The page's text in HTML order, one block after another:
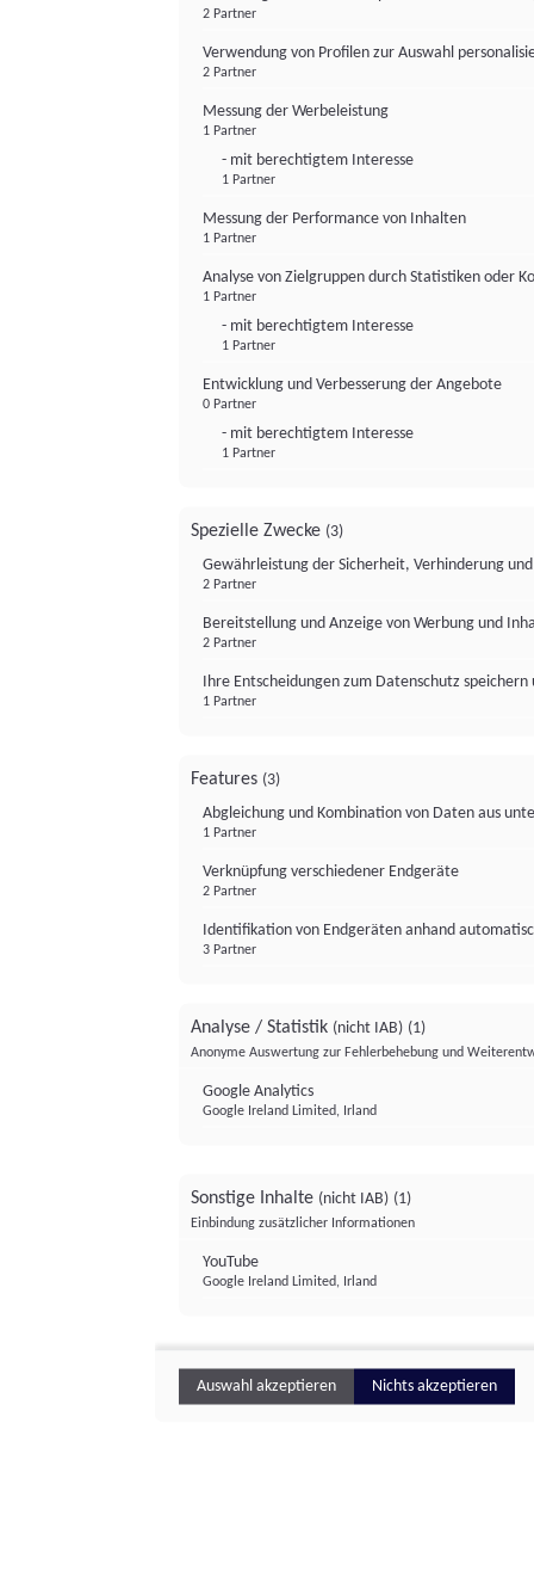
2 Partner
Verwendung von Profilen zur Auswahl
2 Partner
Messung der Werbeleistung
1 Partner
- mit berechtigtem Interesse
1 Partner
Messung der Performance von Inhalten
1 Partner
Analyse von Zielgruppen durch Statistiken oder
1 Partner
- mit berechtigtem Interesse
1 Partner
Entwicklung und Verbesserung der Angebote
0 Partner
- mit berechtigtem Interesse
1 Partner
Spezielle Zwecke (3)
Gewährleistung der Sicherheit, Verhinderung
2 Partner
Bereitstellung und Anzeige von Werbung und
2 Partner
Ihre Entscheidungen zum Datenschutz
1 Partner
Features (3)
Abgleichung und Kombination von Daten aus
1 Partner
Verknüpfung verschiedener Endgeräte
2 Partner
Identifikation von Endgeräten anhand
3 Partner
Analyse / Statistik (nicht IAB) (1)
Anonyme Auswertung zur Fehlerbehebung und
Google Analytics
Google Ireland Limited, Irland
Sonstige Inhalte (nicht IAB) (1)
Einbindung zusätzlicher Informationen
YouTube
Google Ireland Limited, Irland
Auswahl akzeptieren Nichts akzeptieren